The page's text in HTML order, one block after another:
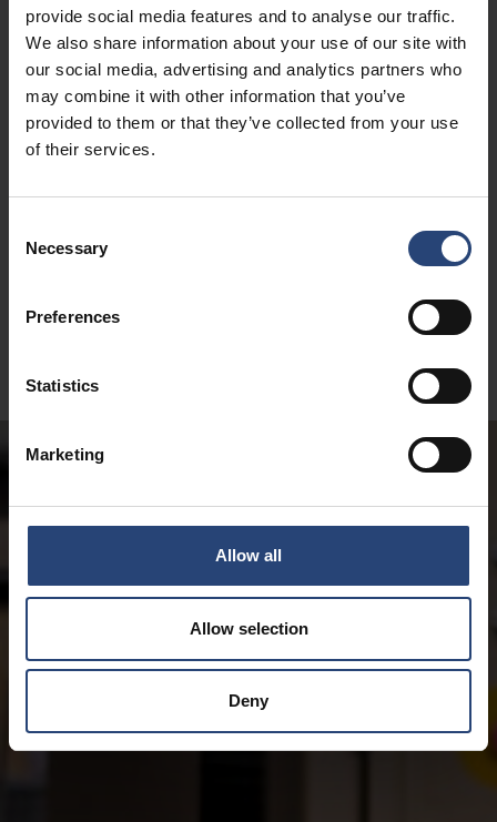
provide social media features and to analyse our traffic.
We also share information about your use of our site with
our social media, advertising and analytics partners who
may combine it with other information that you’ve
provided to them or that they’ve collected from your use
of their services.
Selection
Necessary
Preferences
Statistics
Marketing
Allow all
Allow selection
Deny